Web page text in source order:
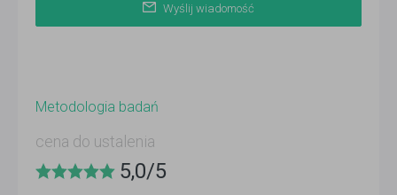
Wyślij wiadomość
Metodologia badań
cena do ustalenia
5,0/5